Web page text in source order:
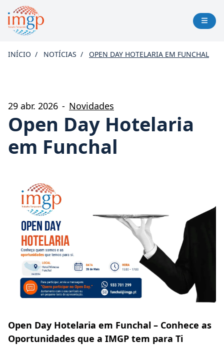
INÍCIO NOTÍCIAS OPEN DAY HOTELARIA EM FUNCHAL
29 abr. 2026 - Novidades
Open Day Hotelaria
em Funchal
Open Day Hotelaria em Funchal – Conhece as
Oportunidades que a IMGP tem para Ti